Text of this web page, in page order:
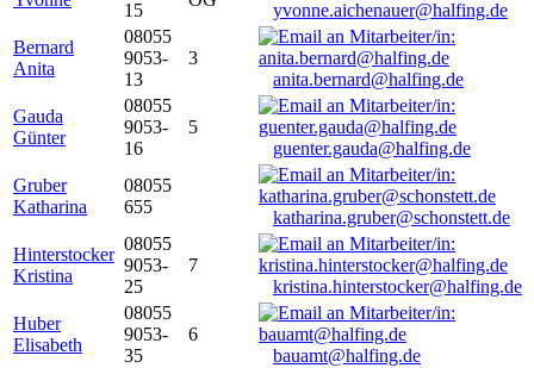
15
yvonne.aichenauer@halfing.de
Bernard
Anita
08055
9053-
13
3
anita.bernard@halfing.de
Gauda
Günter
08055
9053-
16
5
guenter.gauda@halfing.de
Gruber
Katharina
08055
655
katharina.gruber@schonstett.de
Hinterstocker
Kristina
08055
9053-
25
7
kristina.hinterstocker@halfing.de
Huber
Elisabeth
08055
9053-
35
6
bauamt@halfing.de